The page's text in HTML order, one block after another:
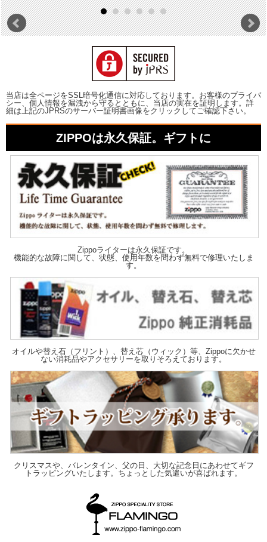
当店は全ページをSSL暗号化通信に対応しております。お客様のプライバ
シー、個人情報を漏洩から守るとともに、当店の実在を証明します。詳
細は上記のJPRSのサーバー証明書画像をクリックしてご確認下さい。
ZIPPOは永久保証。ギフトに
Zippoライターは永久保証です。
機能的な故障に関して、状態、使用年数を問わず無料で修理いたしま
す。
オイルや替え石（フリント）、替え芯（ウィック）等、Zippoに欠かせ
ない消耗品やアクセサリーを取りそろえております。
クリスマスや、バレンタイン、父の日、大切な記念日にあわせてギフ
トラッピングいたします。ちょっとした気遣いが喜ばれます。